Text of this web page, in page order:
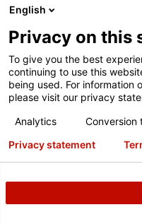
11250 Hunter Dr
Bridgeton, MO 63044
+1 (314) 731-0000
English
Privacy on this
To give you the best
continuing to use this
being used. For information
please visit our privacy
Analytics
Conversion
Privacy statement